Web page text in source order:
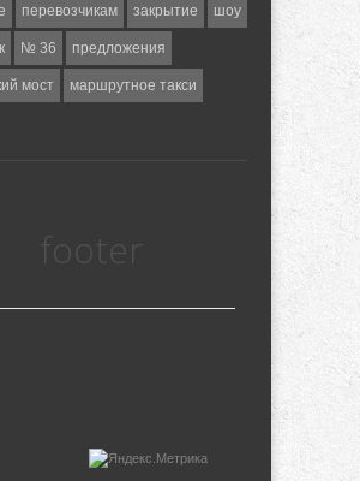
перевозчикам закрытие шоу
№ 36 предложения
мост маршрутное такси
footer